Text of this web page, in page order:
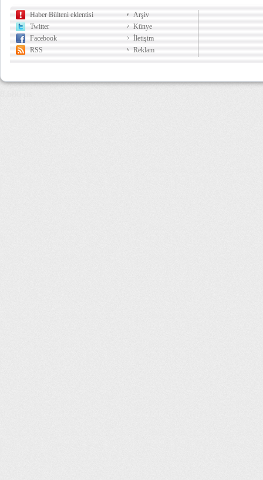
Haber Bülteni eklentisi
Twitter
Facebook
RSS
Arşiv
Künye
İletişim
Reklam